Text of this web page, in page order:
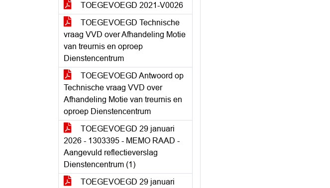
TOEGEVOEGD 2021-V0026
TOEGEVOEGD Technische
vraag VVD over Afhandeling Motie
van treurnis en oproep
Dienstencentrum
TOEGEVOEGD Antwoord op
Technische vraag VVD over
Afhandeling Motie van treurnis en
oproep Dienstencentrum
TOEGEVOEGD 29 januari
2026 - 1303395 - MEMO RAAD -
Aangevuld reflectieverslag
Dienstencentrum (1)
TOEGEVOEGD 29 januari